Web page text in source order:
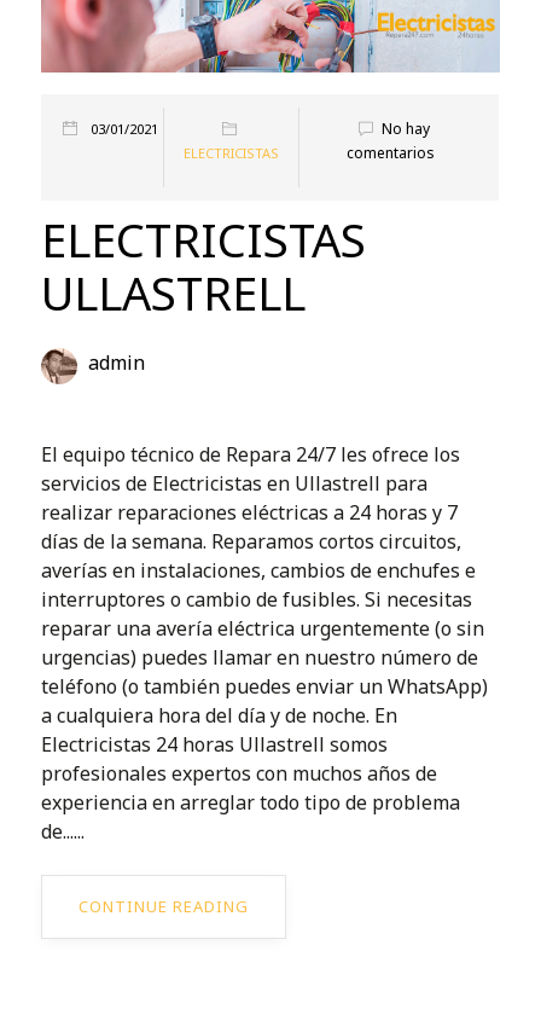
03/01/2021
ELECTRICISTAS
No hay
comentarios
ELECTRICISTAS
ULLASTRELL
admin
El equipo técnico de Repara 24/7 les ofrece los
servicios de Electricistas en Ullastrell para
realizar reparaciones eléctricas a 24 horas y 7
días de la semana. Reparamos cortos circuitos,
averías en instalaciones, cambios de enchufes e
interruptores o cambio de fusibles. Si necesitas
reparar una avería eléctrica urgentemente (o sin
urgencias) puedes llamar en nuestro número de
teléfono (o también puedes enviar un WhatsApp)
a cualquiera hora del día y de noche. En
Electricistas 24 horas Ullastrell somos
profesionales expertos con muchos años de
experiencia en arreglar todo tipo de problema
de......
CONTINUE READING